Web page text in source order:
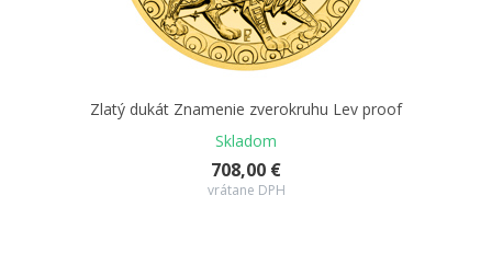
Zlatý dukát Znamenie zverokruhu Lev proof
Skladom
708,00 €
vrátane DPH